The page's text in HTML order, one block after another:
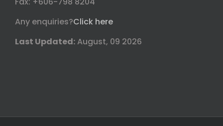
Any enquiries?Click here
Last Updated: August, 09 2026